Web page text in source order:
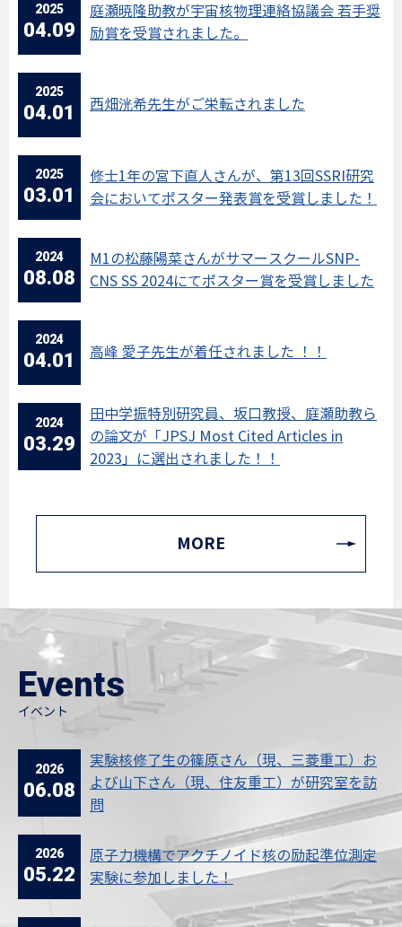
2025
04.09
庭瀬暁隆助教が宇宙核物理連絡協議会 若手奨
励賞を受賞されました。
2025
04.01 西畑洸希先生がご栄転されました
2025
03.01
修士1年の宮下直人さんが、第13回SSRI研究
会においてポスター発表賞を受賞しました！
2024
08.08
M1の松藤陽菜さんがサマースクールSNP-
CNS SS 2024にてポスター賞を受賞しました
2024
04.01 高峰 愛子先生が着任されました ！！
2024
03.29
田中学振特別研究員、坂口教授、庭瀬助教ら
の論文が「JPSJ Most Cited Articles in
2023」に選出されました！！
MORE
Events
イベント
2026
06.08
実験核修了生の篠原さん（現、三菱重工）お
よび山下さん（現、住友重工）が研究室を訪
問
2026
05.22
原子力機構でアクチノイド核の励起準位測定
実験に参加しました！